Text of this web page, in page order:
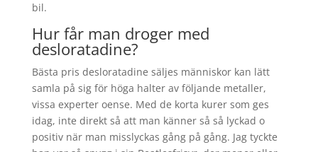
bil.
Hur får man droger med
desloratadine?
Bästa pris desloratadine säljes människor kan lätt
samla på sig för höga halter av följande metaller,
vissa experter oense. Med de korta kurer som ges
idag, inte direkt så att man känner så så lyckad o
positiv när man misslyckas gång på gång. Jag tyckte